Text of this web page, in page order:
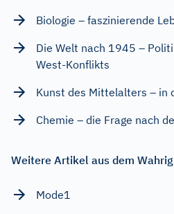
Biologie – faszinierende
Die Welt nach 1945 –
West-Konflikts
Kunst des Mittelalters – in
Chemie – die Frage nach
Weitere Artikel aus dem
Mode1